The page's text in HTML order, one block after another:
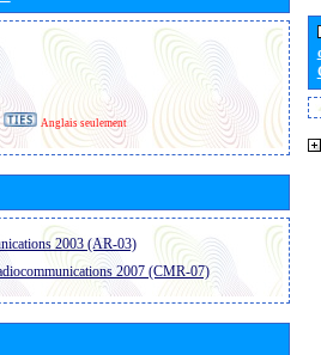
Anglais seulement
2003 (AR-03)
2007 (CMR-07)